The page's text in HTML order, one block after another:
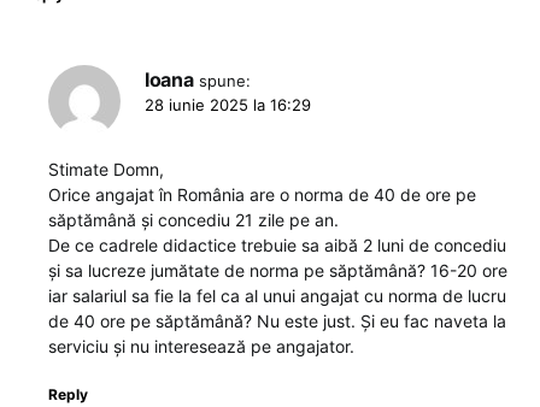
Ioana spune:
28 iunie 2025 la 16:29
Stimate Domn,
Orice angajat în România are o norma de 40 de ore pe
săptămână și concediu 21 zile pe an.
De ce cadrele didactice trebuie sa aibă 2 luni de concediu
și sa lucreze jumătate de norma pe săptămână? 16-20 ore
iar salariul sa fie la fel ca al unui angajat cu norma de lucru
de 40 ore pe săptămână? Nu este just. Și eu fac naveta la
serviciu și nu interesează pe angajator.
Reply